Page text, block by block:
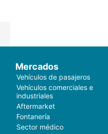
Mercados
Vehículos de pasajeros
Vehículos comerciales e
industriales
Aftermarket
Fontanería
Sector médico